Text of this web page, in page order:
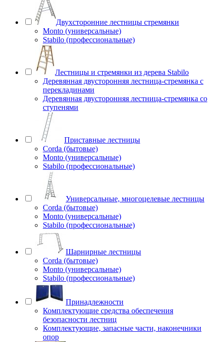
Двухсторонние лестницы стремянки
Monto (универсальные)
Stabilo (профессиональные)
Лестницы и стремянки из дерева Stabilo
Деревянная двусторонняя лестница-стремянка с
перекладинами
Деревянная двусторонняя лестница-стремянка со
ступенями
Приставные лестницы
Corda (бытовые)
Monto (универсальные)
Stabilo (профессиональные)
Универсальные, многоцелевые лестницы
Corda (бытовые)
Monto (универсальные)
Stabilo (профессиональные)
Шарнирные лестницы
Corda (бытовые)
Monto (универсальные)
Stabilo (профессиональные)
Принадлежности
Комплектующие средства обеспечения
безопасности лестниц
Комплектующие, запасные части, наконечники
опор